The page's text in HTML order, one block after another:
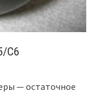
C6
— остаточное